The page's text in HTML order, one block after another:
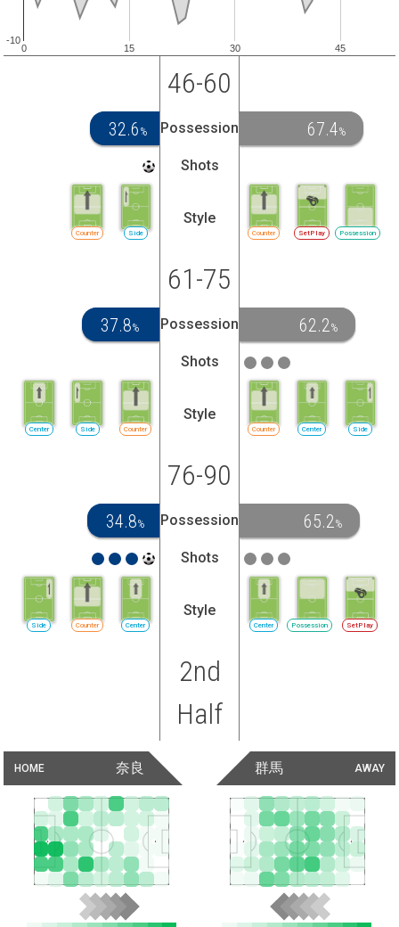
0 15 30 45
-10
46-60
32.6 % Possession 67.4%
Shots
Side
Counter
Style
Counter SetPlay Possession
61-75
37.8% Possession 62.2%
Shots
Counter
Side
Center
Style
Counter Center Side
76-90
34.8% Possession 65.2%
Shots
Center
Counter
Side
Style
Center Possession SetPlay
2nd
Half
HOME 奈良 AWAY
群馬